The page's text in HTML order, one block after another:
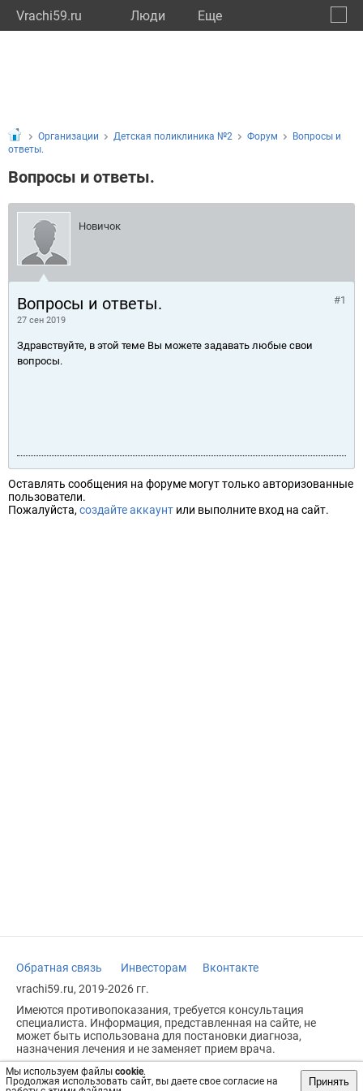
Vrachi59.ru Люди Eще
Мы используем файлы cookie.
Продолжая использовать сайт, вы даете свое согласие на
Принять
Организации Детская поликлиника №2 Форум
Вопросы и
ответы.
Вопросы и ответы.
Новичок
Вопросы и ответы.
27 сен 2019
#1
Здравствуйте, в этой теме Вы можете задавать любые свои
вопросы.
Оставлять сообщения на форуме могут только авторизованные
пользователи.
Пожалуйста, создайте аккаунт или выполните вход на сайт.
Обратная связь Инвесторам
Вконтакте
vrachi59.ru, 2019-2026 гг.
Имеются противопоказания, требуется консультация
специалиста. Информация, представленная на сайте, не
может быть использована для постановки диагноза,
назначения лечения и не заменяет прием врача.
Возрастное ограничение: 18+